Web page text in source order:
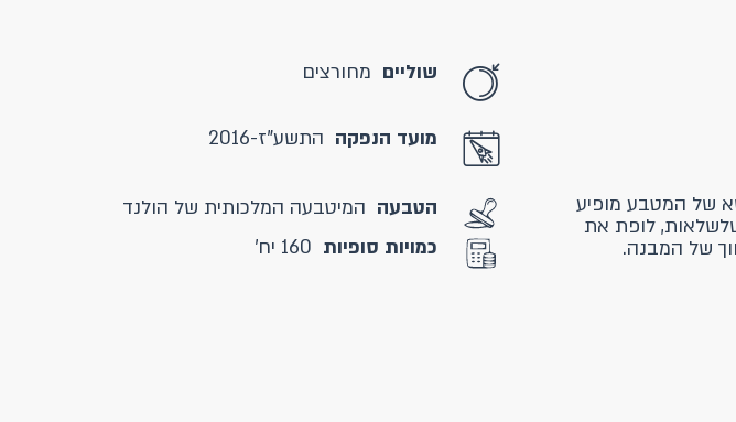
שוליים מחורצים
מועד הנפקה התשע"ז-2016
של המטבע מופיע
לופת את
של המבנה.
הטבעה המיטבעה המלכותית של הולנד
כמויות סופיות 160 יח'